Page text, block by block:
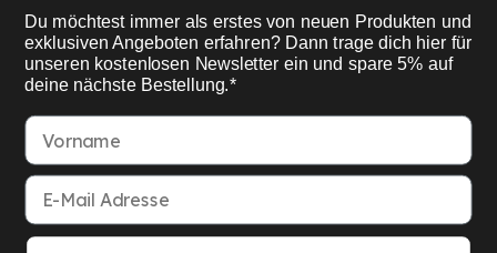
Schulsport
Service
Mein Konto
Du möchtest immer als erstes von neuen Produkten und
exklusiven Angeboten erfahren? Dann trage dich hier für
unseren kostenlosen Newsletter ein und spare 5% auf
deine nächste Bestellung.*
Vorname
E-Mail Adresse